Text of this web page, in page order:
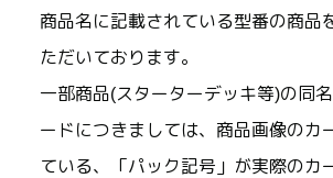
商品名に記載されている型番の商品
ただいております。
一部商品(スターターデッキ等)の同
ードにつきましては、商品画像のカ
ている、「パック記号」が実際のカ